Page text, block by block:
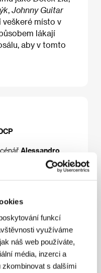
funkcí
využíváme
náš web používáte,
média, inzerci a
zkombinovat s dalšími
Johnny Guitar
veškeré místo v
lákají
aby v tomto
Alessandro
Alessandro
/ Výroba